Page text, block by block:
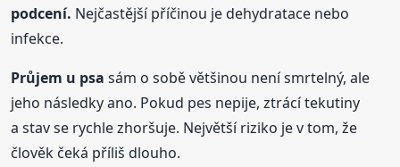
podcení. Nejčastější příčinou je dehydratace nebo
infekce.
Průjem u psa sám o sobě většinou není smrtelný, ale
jeho následky ano. Pokud pes nepije, ztrácí tekutiny
a stav se rychle zhoršuje. Největší riziko je v tom, že
člověk čeká příliš dlouho.